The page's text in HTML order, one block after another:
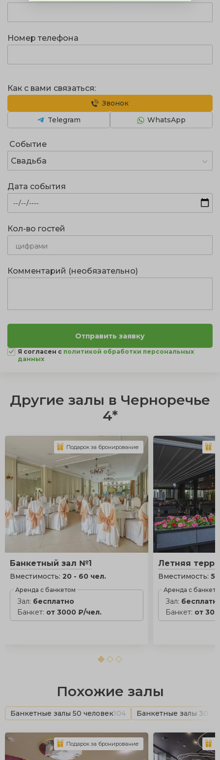
Номер телефона
Событие
Свадьба
Дата события
Кол-во гостей
Как с вами связаться:
Звонок
WhatsApp
Telegram
Комментарий (необязательно)
Я согласен с политикой обработки персональных
данных
Другие залы в Черноречье
4*
Банкетный зал №1
Вместимость: 20 - 60 чел.
Аренда с банкетом
Зал: бесплатно
Банкет: от 3000 ₽/чел.
Подарок за бронирование
Летняя
Вместимость:5
Аренда с
Зал:
Банкет: от
Похожие залы
Банкетные залы 50 человек104 Банкетные залы 30
Подарок за бронирование